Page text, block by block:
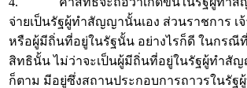
จ่ายเป็นรัฐผู้ทำสัญญานั้นเอง ส่วนราชการ เ
หรือผู้มีถิ่นที่อยู่ในรัฐนั้น อย่างไรก็ดี ในกรณี
สิทธินั้น ไม่ว่าจะเป็นผู้มีถิ่นที่อยู่ในรัฐผู้ทำสั
ก็ตาม มีอยู่ซึ่งสถานประกอบการถาวรในรั